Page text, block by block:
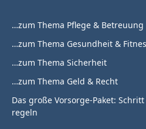
…zum Thema Pflege & Betreuung
…zum Thema Gesundheit &
…zum Thema Sicherheit
…zum Thema Geld & Recht
Das große Vorsorge-Paket:
regeln